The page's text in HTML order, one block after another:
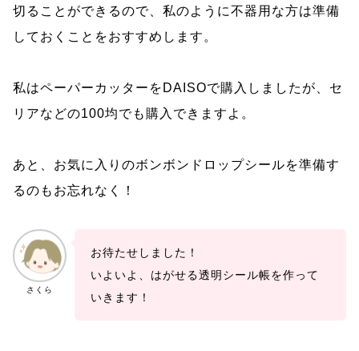
切ることができるので、私のように不器用な方は準備
しておくことをおすすめします。
私はペーパーカッターをDAISOで購入しましたが、セ
リアなどの100均でも購入できますよ。
あと、お気に入りのボンボンドロップシールを準備す
るのもお忘れなく！
さくら
お待たせしました！
いよいよ、はがせる透明シール帳を作って
いきます！